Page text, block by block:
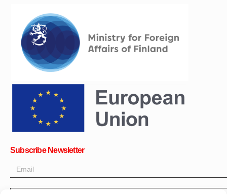
Subscribe Newsletter